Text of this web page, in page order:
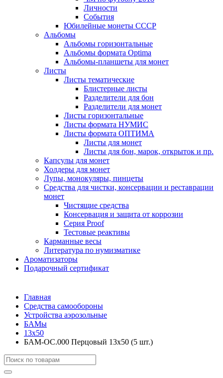
Личности
События
Юбилейные монеты СССР
Альбомы
Альбомы горизонтальные
Альбомы формата Optima
Альбомы-планшеты для монет
Листы
Листы тематические
Блистерные листы
Разделители для бон
Разделители для монет
Листы горизонтальные
Листы формата НУМИС
Листы формата ОПТИМА
Листы для монет
Листы для бон, марок, открыток и пр.
Капсулы для монет
Холдеры для монет
Лупы, монокуляры, пинцеты
Средства для чистки, консервации и реставрации
монет
Чистящие средства
Консервация и защита от коррозии
Серия Proof
Тестовые реактивы
Карманные весы
Литература по нумизматике
Ароматизаторы
Подарочный сертификат
Главная
Средства самообороны
Устройства аэрозольные
БАМы
13х50
БАМ-ОС.000 Перцовый 13х50 (5 шт.)